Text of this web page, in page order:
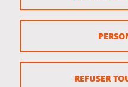
Gestion des cookies
Accessibilité : non
REFUSER